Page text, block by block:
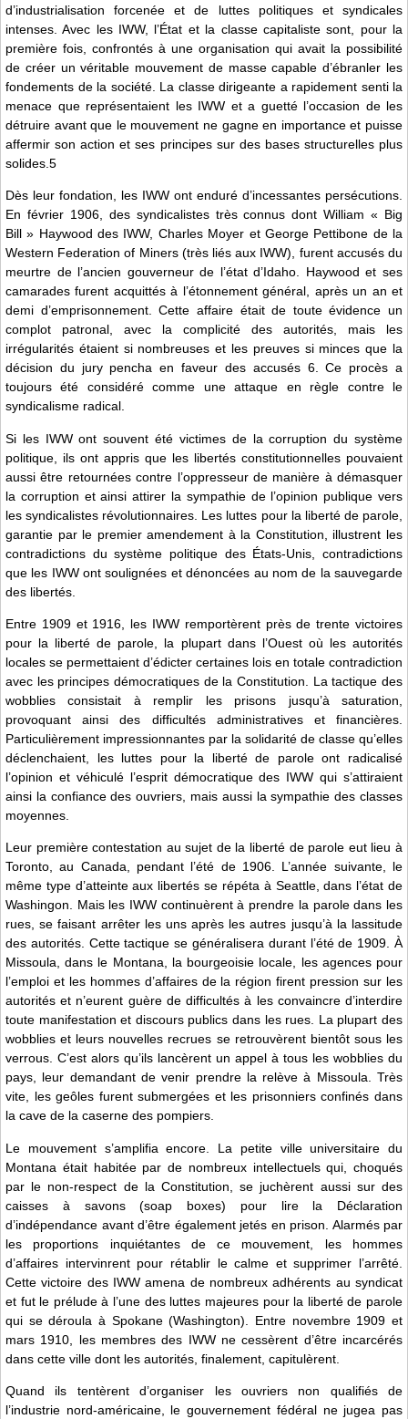
d’industrialisation forcenée et de luttes politiques et syndicales
intenses. Avec les IWW, l’État et la classe capitaliste sont, pour la
première fois, confrontés à une organisation qui avait la possibilité
de créer un véritable mouvement de masse capable d’ébranler les
fondements de la société. La classe dirigeante a rapidement senti la
menace que représentaient les IWW et a guetté l’occasion de les
détruire avant que le mouvement ne gagne en importance et puisse
affermir son action et ses principes sur des bases structurelles plus
solides.5
Dès leur fondation, les IWW ont enduré d’incessantes persécutions.
En février 1906, des syndicalistes très connus dont William « Big
Bill » Haywood des IWW, Charles Moyer et George Pettibone de la
Western Federation of Miners (très liés aux IWW), furent accusés du
meurtre de l’ancien gouverneur de l’état d’Idaho. Haywood et ses
camarades furent acquittés à l’étonnement général, après un an et
demi d’emprisonnement. Cette affaire était de toute évidence un
complot patronal, avec la complicité des autorités, mais les
irrégularités étaient si nombreuses et les preuves si minces que la
décision du jury pencha en faveur des accusés 6. Ce procès a
toujours été considéré comme une attaque en règle contre le
syndicalisme radical.
Si les IWW ont souvent été victimes de la corruption du système
politique, ils ont appris que les libertés constitutionnelles pouvaient
aussi être retournées contre l’oppresseur de manière à démasquer
la corruption et ainsi attirer la sympathie de l’opinion publique vers
les syndicalistes révolutionnaires. Les luttes pour la liberté de parole,
garantie par le premier amendement à la Constitution, illustrent les
contradictions du système politique des États-Unis, contradictions
que les IWW ont soulignées et dénoncées au nom de la sauvegarde
des libertés.
Entre 1909 et 1916, les IWW remportèrent près de trente victoires
pour la liberté de parole, la plupart dans l’Ouest où les autorités
locales se permettaient d’édicter certaines lois en totale contradiction
avec les principes démocratiques de la Constitution. La tactique des
wobblies consistait à remplir les prisons jusqu’à saturation,
provoquant ainsi des difficultés administratives et financières.
Particulièrement impressionnantes par la solidarité de classe qu’elles
déclenchaient, les luttes pour la liberté de parole ont radicalisé
l’opinion et véhiculé l’esprit démocratique des IWW qui s’attiraient
ainsi la confiance des ouvriers, mais aussi la sympathie des classes
moyennes.
Leur première contestation au sujet de la liberté de parole eut lieu à
Toronto, au Canada, pendant l’été de 1906. L’année suivante, le
même type d’atteinte aux libertés se répéta à Seattle, dans l’état de
Washingon. Mais les IWW continuèrent à prendre la parole dans les
rues, se faisant arrêter les uns après les autres jusqu’à la lassitude
des autorités. Cette tactique se généralisera durant l’été de 1909. À
Missoula, dans le Montana, la bourgeoisie locale, les agences pour
l’emploi et les hommes d’affaires de la région firent pression sur les
autorités et n’eurent guère de difficultés à les convaincre d’interdire
toute manifestation et discours publics dans les rues. La plupart des
wobblies et leurs nouvelles recrues se retrouvèrent bientôt sous les
verrous. C’est alors qu’ils lancèrent un appel à tous les wobblies du
pays, leur demandant de venir prendre la relève à Missoula. Très
vite, les geôles furent submergées et les prisonniers confinés dans
la cave de la caserne des pompiers.
Le mouvement s’amplifia encore. La petite ville universitaire du
Montana était habitée par de nombreux intellectuels qui, choqués
par le non-respect de la Constitution, se juchèrent aussi sur des
caisses à savons (soap boxes) pour lire la Déclaration
d’indépendance avant d’être également jetés en prison. Alarmés par
les proportions inquiétantes de ce mouvement, les hommes
d’affaires intervinrent pour rétablir le calme et supprimer l’arrêté.
Cette victoire des IWW amena de nombreux adhérents au syndicat
et fut le prélude à l’une des luttes majeures pour la liberté de parole
qui se déroula à Spokane (Washington). Entre novembre 1909 et
mars 1910, les membres des IWW ne cessèrent d’être incarcérés
dans cette ville dont les autorités, finalement, capitulèrent.
Quand ils tentèrent d’organiser les ouvriers non qualifiés de
l’industrie nord-américaine, le gouvernement fédéral ne jugea pas